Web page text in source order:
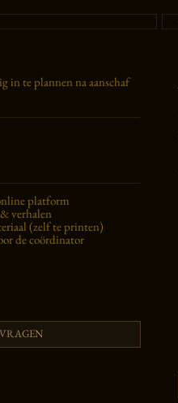
in te plannen na aanschaf
platform
verhalen
(zelf te printen)
de coördinator